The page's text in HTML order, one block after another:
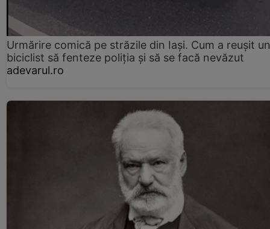
Urmărire comică pe străzile din Iași. Cum a reușit un
biciclist să fenteze poliția și să se facă nevăzut
adevarul.ro